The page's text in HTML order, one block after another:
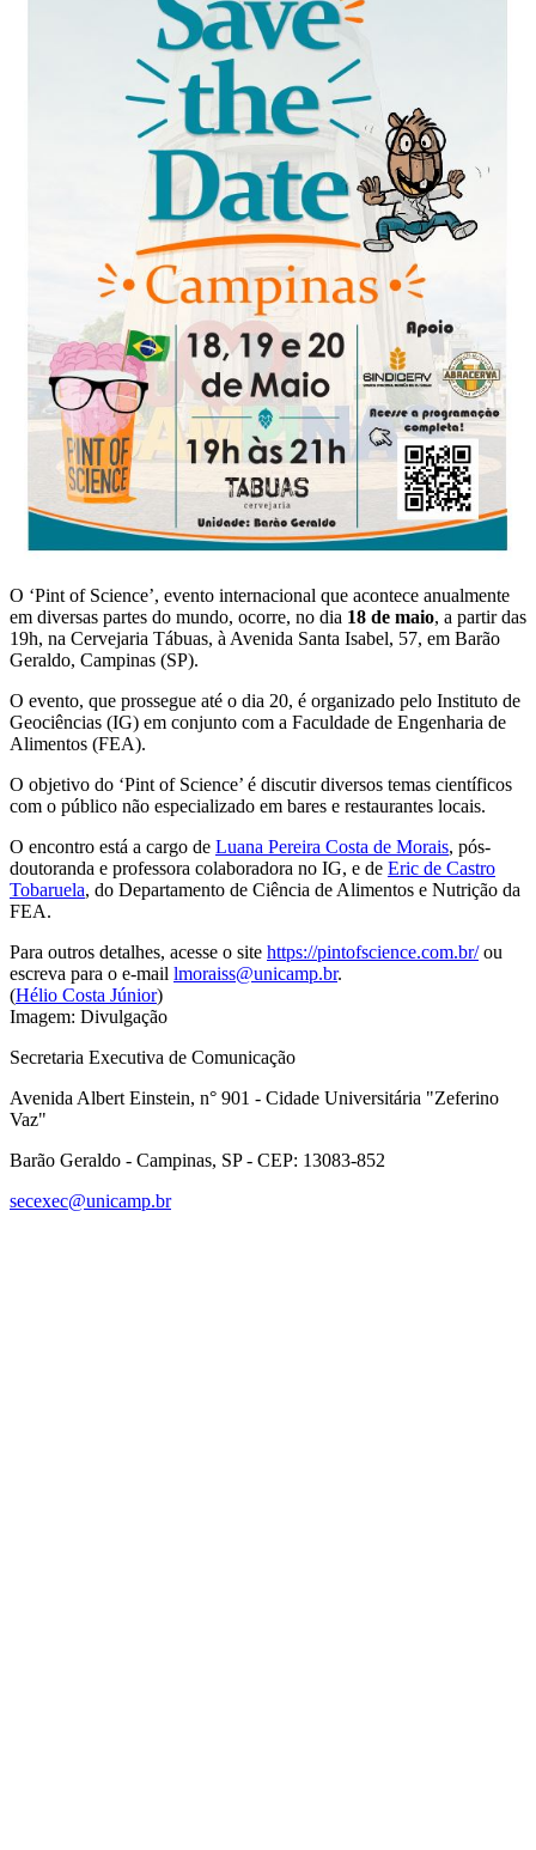
O ‘Pint of Science’, evento internacional que acontece anualmente
em diversas partes do mundo, ocorre, no dia 18 de maio, a partir das
19h, na Cervejaria Tábuas, à Avenida Santa Isabel, 57, em Barão
Geraldo, Campinas (SP).
O evento, que prossegue até o dia 20, é organizado pelo Instituto de
Geociências (IG) em conjunto com a Faculdade de Engenharia de
Alimentos (FEA).
O objetivo do ‘Pint of Science’ é discutir diversos temas científicos
com o público não especializado em bares e restaurantes locais.
O encontro está a cargo de Luana Pereira Costa de Morais, pós-
doutoranda e professora colaboradora no IG, e de Eric de Castro
Tobaruela, do Departamento de Ciência de Alimentos e Nutrição da
FEA.
Para outros detalhes, acesse o site https://pintofscience.com.br/ou
escreva para o e-mail lmoraiss@unicamp.br.
(Hélio Costa Júnior)
Imagem: Divulgação
Secretaria Executiva de Comunicação
Avenida Albert Einstein, n° 901 - Cidade Universitária "Zeferino
Vaz"
Barão Geraldo - Campinas, SP - CEP: 13083-852
secexec@unicamp.br